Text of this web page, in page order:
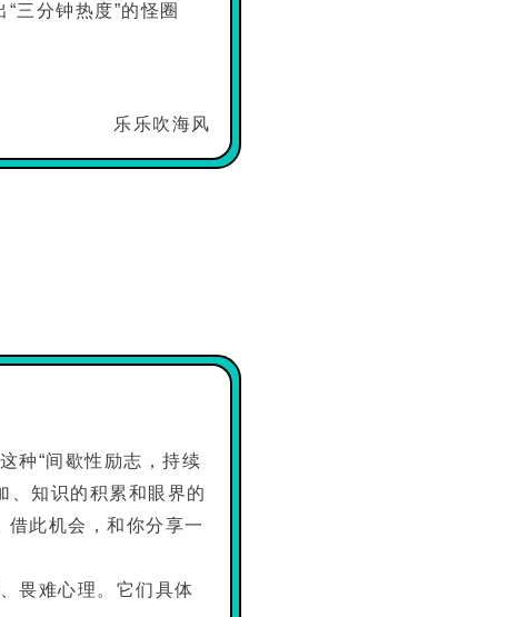
三分钟热度”的怪圈
乐乐吹海风
种“间歇性励志，持续
、知识的积累和眼界的
此机会，和你分享一
畏难心理。它们具体